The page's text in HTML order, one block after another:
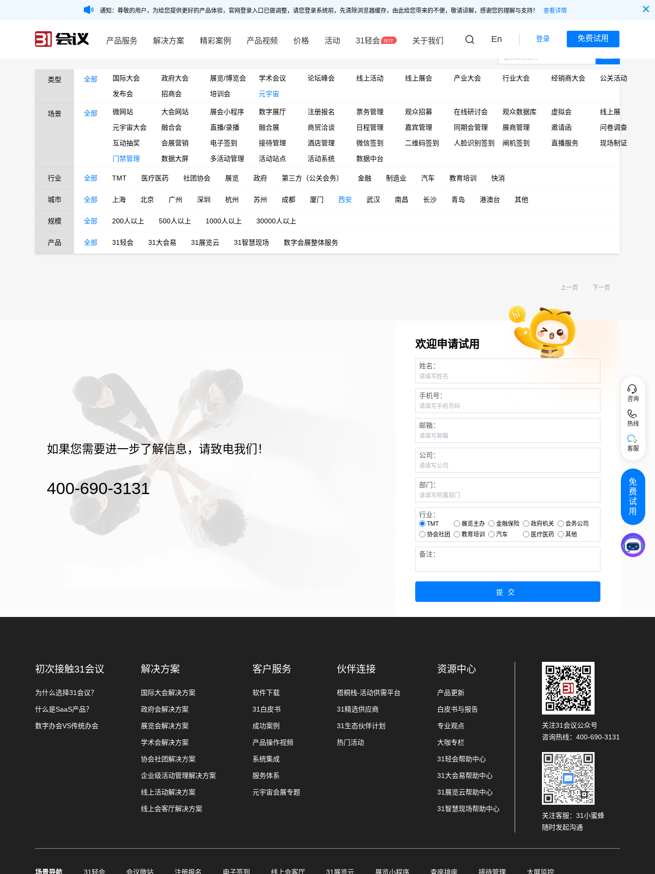
通知：尊敬的用户，为给您提供更好的产品体验，官网登录入口已做调整，请您登录系统前，先清除浏览器缓存，由此给您带来的不便，敬请谅解，感谢您的理解与支持！ 查看详情
产品服务 解决方案 精彩案例 产品视频 价格 活动 31轻会 关于我们 En 登录 免费试用
类型 全部 国际大会 政府大会 展览/博览会 学术会议 论坛峰会 线上活动 线上展会 产业大会 行业大会 经销商大会
公关活动
发布会
招商会 培训会 元宇宙
场景 全部 微网站 大会网站 展会小程序 数字展厅 注册报名 票务管理 观众招募 在线研讨会 观众数据库 虚拟会
线上展
元宇宙大会
融合会 直播/录播 融合展 商贸洽谈 日程管理 嘉宾管理 同期会管理 展商管理 邀请函
问卷调查
互动抽奖
会展营销 电子签到 接待管理 酒店管理 微信签到 二维码签到 人脸识别签到 闸机签到 直播服务
现场制证
门禁管理
数据大屏 多活动管理 活动站点 活动系统 数据中台
行业 全部 TMT 医疗医药 社团协会 展览 政府 第三方（公关会务） 金融 制造业 汽车 教育培训 快消
城市 全部 上海 北京 广州 深圳 杭州 苏州 成都 厦门 西安 武汉 南昌 长沙 青岛 港澳台 其他
规模 全部 200人以上 500人以上 1000人以上 30000人以上
产品 全部 31轻会 31大会易 31展览云 31智慧现场 数字会展整体服务
上一页 下一页
如果您需要进一步了解信息，请致电我们！
400-690-3131
欢迎申请试用
姓名：
手机号：
邮箱：
公司：
部门：
行业：
TMT 展览主办 金融保险 政府机关
会务公司
协会社团
教育培训 汽车 医疗医药 其他
备注：
提交
初次接触31会议
为什么选择31会议？
什么是SaaS产品？
数字办会VS传统办会
解决方案
国际大会解决方案
政府会解决方案
展览会解决方案
学术会解决方案
协会社团解决方案
企业级活动管理解决方案
线上活动解决方案
线上会客厅解决方案
客户服务
软件下载
31白皮书
成功案例
产品操作视频
系统集成
服务体系
元宇宙会展专题
伙伴连接
梧桐栈-活动供需平台
31精选供应商
31生态伙伴计划
热门活动
资源中心
产品更新
白皮书与报告
专业观点
大咖专栏
31轻会帮助中心
31大会易帮助中心
31展览云帮助中心
31智慧现场帮助中心
关注31会议公众号
咨询热线：400-690-3131
关注客服：31小蜜蜂
随时发起沟通
场景导航 31轻会 会议微站 注册报名 电子签到 线上会客厅 31展览云 展览小程序 查座排座 接待管理 大屏监控
咨询
热线
客服
免
费
试
用